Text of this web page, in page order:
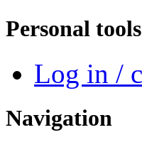
Personal tools
Log in /
Navigation